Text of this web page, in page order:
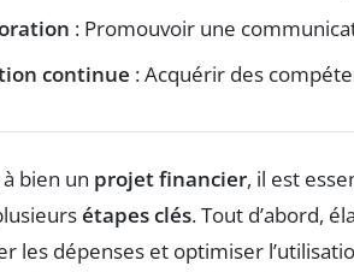
: Promouvoir une
continue : Acquérir des
bien un projet financier, il est
étapes clés. Tout d’abord,
les dépenses et optimiser